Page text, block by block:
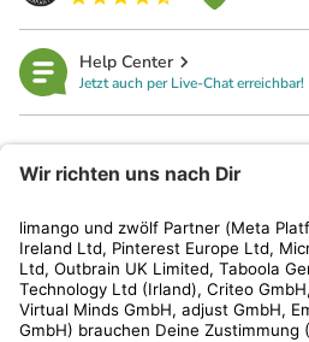
Help Center
Jetzt auch per Live-Chat erreichbar!
Kundenservice
Shop